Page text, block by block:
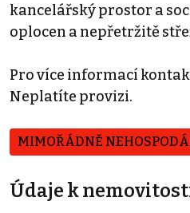
kancelářský prostor a
oplocen a nepřetržitě
Pro více informací
Neplatíte provizi.
MIMOŘÁDNĚ
Údaje k